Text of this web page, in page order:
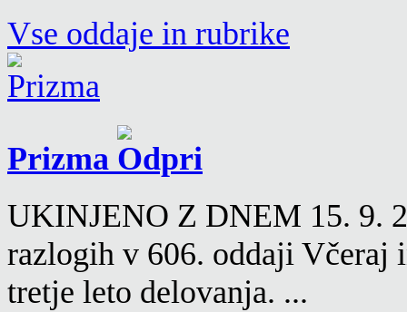
Vse oddaje in rubrike
Prizma
UKINJENO Z DNEM 15. 9.
razlogih v 606. oddaji Včeraj
tretje leto delovanja. ...